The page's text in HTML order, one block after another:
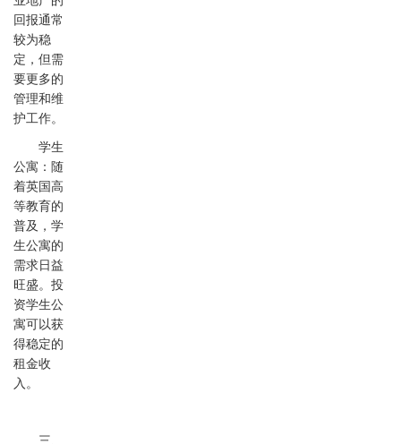
回报通常
较为稳
定，但需
要更多的
管理和维
护工作。
学生
公寓：随
着英国高
等教育的
普及，学
生公寓的
需求日益
旺盛。投
资学生公
寓可以获
得稳定的
租金收
入。
三、